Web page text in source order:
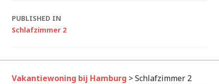
Post
PUBLISHED IN
Schlafzimmer 2
Vakantiewoning bij Hamburg >Schlafzimmer 2